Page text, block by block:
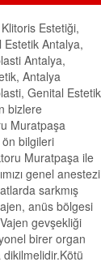
Estetiği,
Antalya,
Antalya,
Antalya
Genital Estetik
bizlere
Muratpaşa
bilgileri
Muratpaşa ile
genel anestezi
sarkmış
anüs bölgesi
gevşekliği
birer organ
dikilmelidir.Kötü